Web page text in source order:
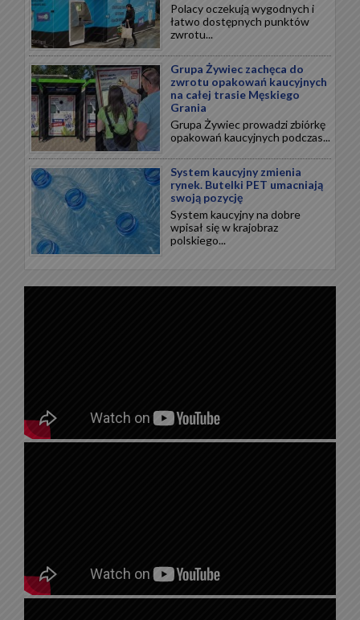
Polacy oczekują wygodnych i
łatwo dostępnych punktów
zwrotu...
Grupa Żywiec zachęca do
zwrotu opakowań kaucyjnych
na całej trasie Męskiego
Grania
Grupa Żywiec prowadzi zbiórkę
opakowań kaucyjnych podczas...
System kaucyjny zmienia
rynek. Butelki PET umacniają
swoją pozycję
System kaucyjny na dobre
wpisał się w krajobraz
polskiego...